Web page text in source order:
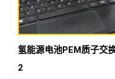
氢能源电池PEM质子交
2